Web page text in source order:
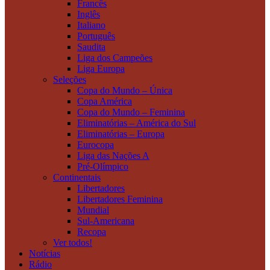
Francês
Inglês
Italiano
Português
Saudita
Liga dos Campeões
Liga Europa
Seleções
Copa do Mundo – Única
Copa América
Copa do Mundo – Feminina
Eliminatórias – América do Sul
Eliminatórias – Europa
Eurocopa
Liga das Nações A
Pré-Olímpico
Continentais
Libertadores
Libertadores Feminina
Mundial
Sul-Americana
Recopa
Ver todos!
Notícias
Rádio